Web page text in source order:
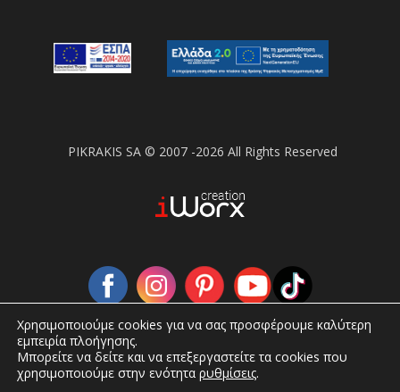
PIKRAKIS SA © 2007 -2026 All Rights Reserved
Χρησιμοποιούμε cookies για να σας προσφέρουμε καλύτερη
εμπειρία πλοήγησης.
Μπορείτε να δείτε και να επεξεργαστείτε τα cookies που
χρησιμοποιούμε στην ενότητα ρυθμίσεις.